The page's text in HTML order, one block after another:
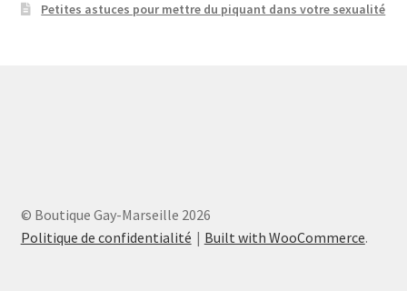
Petites astuces pour mettre du piquant dans votre sexualité
© Boutique Gay-Marseille 2026
Politique de confidentialité
Built with WooCommerce.